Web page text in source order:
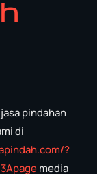
pindahan
di
?
media